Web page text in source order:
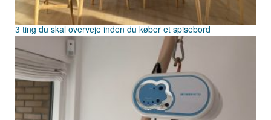
3 ting du skal overveje inden du køber et spisebord